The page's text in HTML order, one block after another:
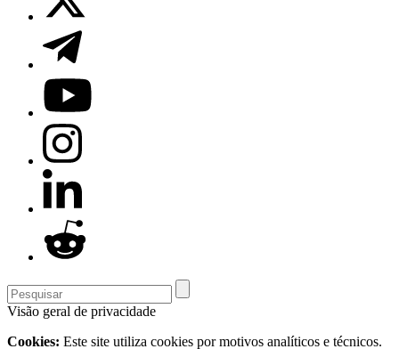
Visão geral de privacidade
Cookies: Este site utiliza cookies por motivos analíticos e técnicos.